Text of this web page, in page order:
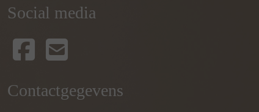
Social media
Contactgegevens